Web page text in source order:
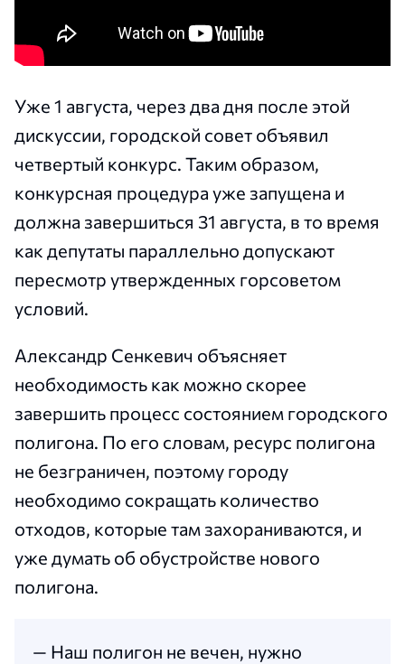
Уже 1 августа, через два дня после этой
дискуссии, городской совет объявил
четвертый конкурс. Таким образом,
конкурсная процедура уже запущена и
должна завершиться 31 августа, в то время
как депутаты параллельно допускают
пересмотр утвержденных горсоветом
условий.
Александр Сенкевич объясняет
необходимость как можно скорее
завершить процесс состоянием городского
полигона. По его словам, ресурс полигона
не безграничен, поэтому городу
необходимо сокращать количество
отходов, которые там захораниваются, и
уже думать об обустройстве нового
полигона.
— Наш полигон не вечен, нужно